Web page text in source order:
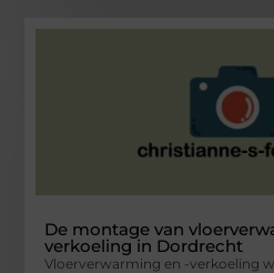
De montage van
verkoeling in Dordrecht
Vloerverwarming en -verkoeling